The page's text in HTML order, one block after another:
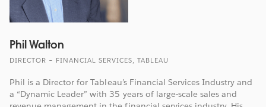
Phil Walton
DIRECTOR – FINANCIAL SERVICES, TABLEAU
Phil is a Director for Tableau’s Financial Services Industry and
a “Dynamic Leader” with 35 years of large-scale sales and